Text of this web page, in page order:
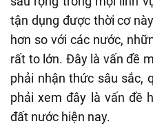
tận dụng được thời cơ
hơn so với các nước,
rất to lớn. Đây là vấn đề
phải nhận thức sâu sắc,
phải xem đây là vấn đề
đất nước hiện nay.